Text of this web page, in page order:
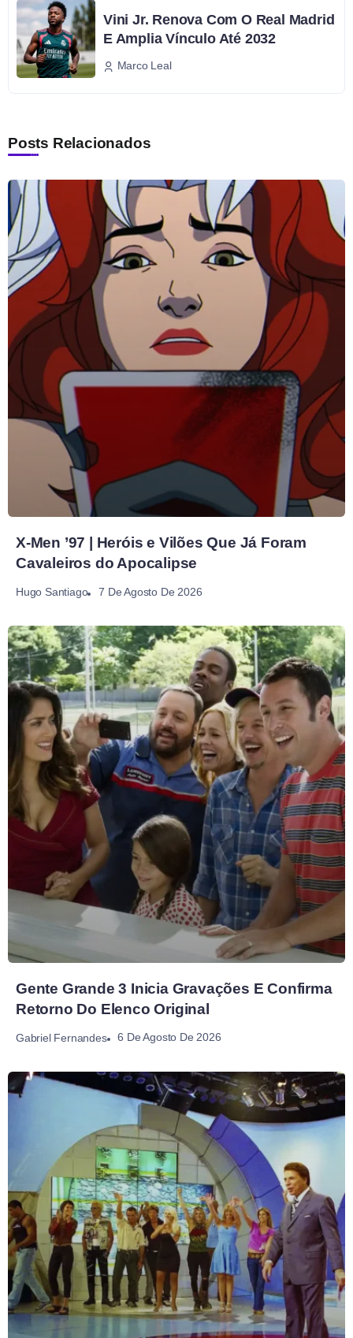
Vini Jr. Renova Com O Real Madrid
E Amplia Vínculo Até 2032
Marco Leal
Posts Relacionados
X-Men ’97 | Heróis e Vilões Que Já Foram
Cavaleiros do Apocalipse
Hugo Santiago 7 De Agosto De 2026
Gente Grande 3 Inicia Gravações E Confirma
Retorno Do Elenco Original
Gabriel Fernandes 6 De Agosto De 2026